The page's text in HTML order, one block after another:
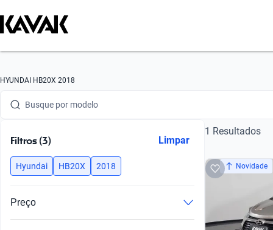
HYUNDAI HB20X 2018
Busque por marca
Busque por modelo
Busque por ano
Busque por marca
Filtros (3) Limpar
Hyundai HB20X 2018
Preço
1 Resultados
Novidade